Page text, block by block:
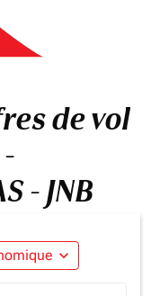
de vol
- JNB
expand_more